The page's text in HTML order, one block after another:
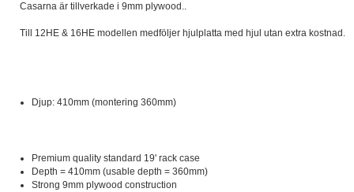
Casarna är tillverkade i 9mm plywood..
Till 12HE & 16HE modellen medföljer hjulplatta med hjul utan extra kostnad.
Djup: 410mm (montering 360mm)
Premium quality standard 19' rack case
Depth = 410mm (usable depth = 360mm)
Strong 9mm plywood construction